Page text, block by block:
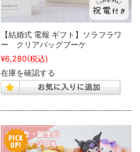
【結婚式 電報 ギフト】ソラフラワ
ー クリアバッグブーケ
¥6,280(税込)
在庫を確認する